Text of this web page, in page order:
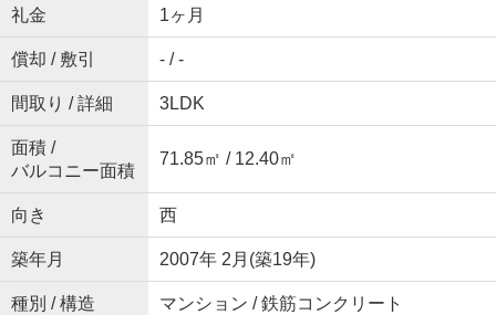
礼金 1ヶ月
償却 / 敷引 - / -
間取り / 詳細 3LDK
面積 /
バルコニー面積
71.85㎡ / 12.40㎡
向き 西
築年月 2007年 2月(築19年)
種別 / 構造 マンション / 鉄筋コンクリート